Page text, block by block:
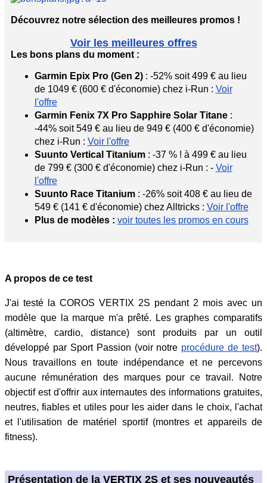
Découvrez notre sélection des meilleures promos !
Voir les meilleures offres
Les bons plans du moment :
Garmin Epix Pro (Gen 2): -52%soit 499 € au lieu
de 1049 € (600 € d'économie) chez i-Run : Voir
l'offre
Garmin Fenix 7X Pro Sapphire Solar Titane:
-44%soit 549 € au lieu de 949 € (400 € d'économie)
chez i-Run : Voir l'offre
Suunto Vertical Titanium: -37 %! à 499 € au lieu
de 799 € (300 € d'économie) chez i-Run : - Voir
l'offre
Suunto Race Titanium: -26%soit 408 € au lieu de
549 € (141 € d'économie) chez Alltricks : Voir l'offre
Plus de modèles : voir toutes les promos en cours
A propos de ce test
J'ai testé la COROS VERTIX 2S pendant 2 mois avec un
modèle que la marque m'a prêté. Les graphes comparatifs
(altimètre, cardio, distance) sont produits par un outil
développé par Sport Passion (voir notre procédure de test).
Nous travaillons en toute indépendance et ne percevons
aucune rémunération des marques pour ce travail. Notre
objectif est d'offrir aux internautes des informations gratuites,
neutres, fiables et utiles pour les aider dans le choix, l'achat
et l'utilisation de matériel sportif (montres et appareils de
fitness).
Présentation de la VERTIX 2S et ses nouveautés